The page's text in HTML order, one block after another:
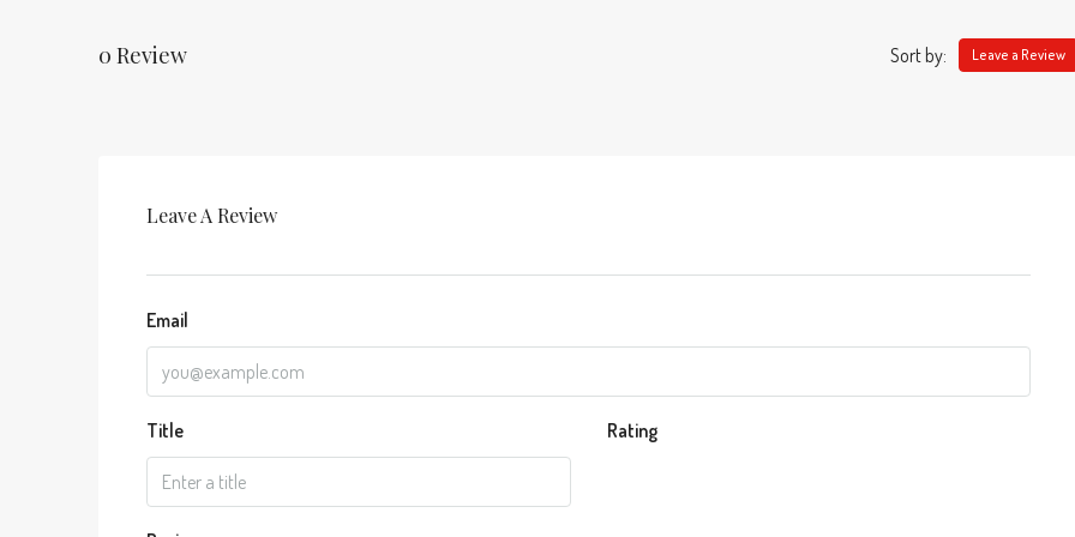
0 Review Sort by: Leave a Review
Leave A Review
Email
Title Rating